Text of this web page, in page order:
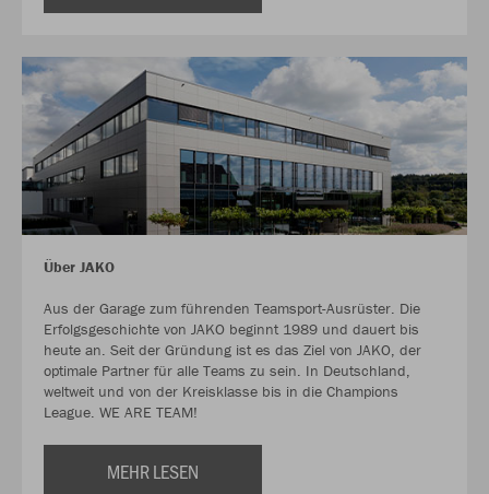
Über JAKO
Aus der Garage zum führenden Teamsport-Ausrüster. Die
Erfolgsgeschichte von JAKO beginnt 1989 und dauert bis
heute an. Seit der Gründung ist es das Ziel von JAKO, der
optimale Partner für alle Teams zu sein. In Deutschland,
weltweit und von der Kreisklasse bis in die Champions
League. WE ARE TEAM!
MEHR LESEN